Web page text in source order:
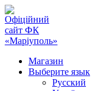
Магазин
Выберите язык
Русский